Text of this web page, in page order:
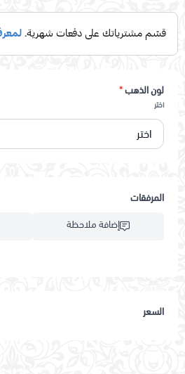
لون الذهب*
اختر
المرفقات
إضافة ملاحظة
السعر